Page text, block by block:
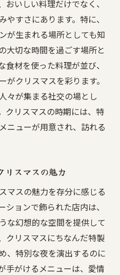
いしい料理だけでなく、
すさにあります。特に、
が生まれる場所としても知
大切な時間を過ごす場所と
食材を使った料理が並び、
クリスマスを彩ります。
々が集まる社交の場とし
クリスマスの時期には、特
ニューが用意され、訪れる
リスマスの魅力
マスの魅力を存分に感じる
ションで飾られた店内は、
な幻想的な空間を提供して
クリスマスにちなんだ特製
、特別な夜を演出するのに
手がけるメニューは、愛情